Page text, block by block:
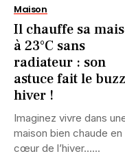
Maison
Il chauffe sa
à 23°C sans
radiateur : son
astuce fait le
hiver !
Imaginez vivre dans
maison bien chaude en
cœur de l’hiver…...